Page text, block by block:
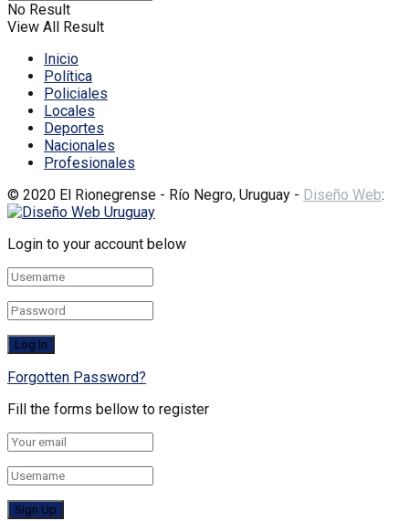
No Result
View All Result
Inicio
Política
Policiales
Locales
Deportes
Nacionales
Profesionales
© 2020 El Rionegrense - Río Negro, Uruguay - Diseño Web:
Login to your account below
Forgotten Password?
Fill the forms bellow to register